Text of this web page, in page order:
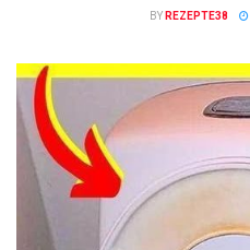
BY REZEPTE38